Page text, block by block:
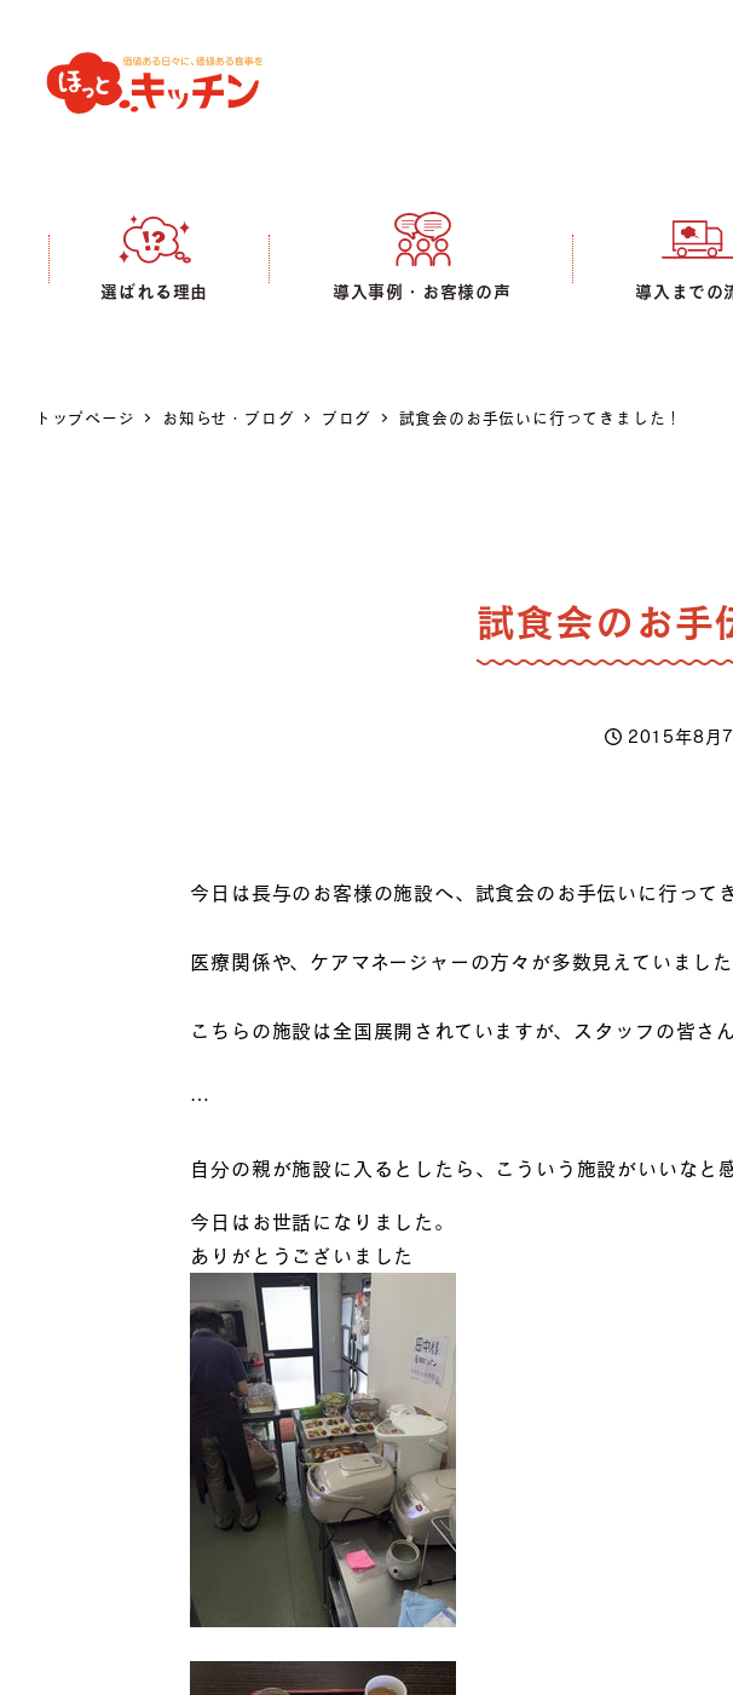
選ばれる理由 導入事例・お客様の声 導入までの
トップページ お知らせ・ブログ ブログ 試食会のお手伝いに行ってきました！
試食会のお手
投稿日
2015年8月
今日は長与のお客様の施設へ、試食会のお手伝いに行って
医療関係や、ケアマネージャーの方々が多数見えていました
こちらの施設は全国展開されていますが、スタッフの皆さ
…
自分の親が施設に入るとしたら、こういう施設がいいな
今日はお世話になりました。
ありがとうございました